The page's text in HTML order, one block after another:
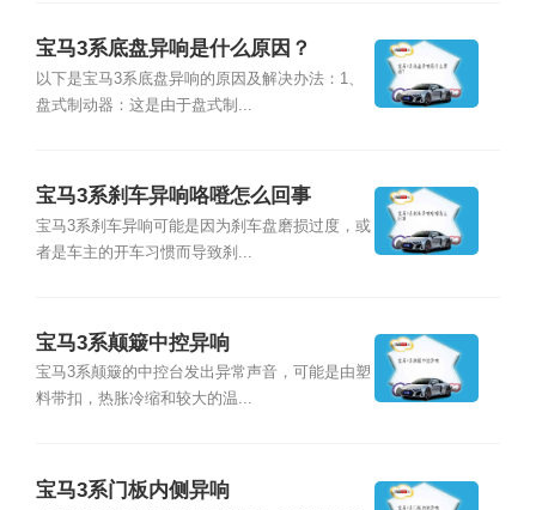
宝马3系底盘异响是什么原因？
以下是宝马3系底盘异响的原因及解决办法：1、
盘式制动器：这是由于盘式制...
宝马3系刹车异响咯噔怎么回事
宝马3系刹车异响可能是因为刹车盘磨损过度，或
者是车主的开车习惯而导致刹...
宝马3系颠簸中控异响
宝马3系颠簸的中控台发出异常声音，可能是由塑
料带扣，热胀冷缩和较大的温...
宝马3系门板内侧异响